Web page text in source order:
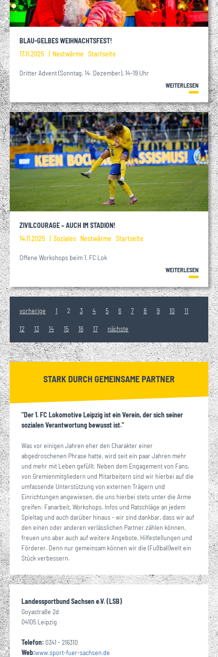
BLAU-GELBES WEIHNACHTSFEST!
17.11.2025
Nestwärme Startseite
Dritter Advent (Sonntag, 14. Dezember), 14-19 Uhr
WEITERLESEN
ZIVILCOURAGE – AUCH IM STADION!
14.11.2025
Soziales Nestwärme Startseite
Offene Workshops beim 1. FC Lok
WEITERLESEN
vorherige 1 2 3 4 5 6 7 8 9 10 11
12 13 14 15 16 17 nächste
STARK DURCH GEMEINSAME PARTNER
"Der 1. FC Lokomotive Leipzig ist ein Verein, der sich seiner
sozialen Verantwortung bewusst ist."
Was vor einigen Jahren eher den Charakter einer
abgedroschenen Phrase hatte, wird seit ein paar Jahren mehr
und mehr mit Leben gefüllt. Neben dem Engagement von Fans,
von Gremienmitgliedern und Mitarbeitern sind wir hierbei auf die
umfassende Unterstützung von externen Trägern und
Einrichtungen angewiesen, die uns hierbei stets unter die Arme
greifen: Fanarbeit, Workshops, Infos und Ratschläge an jedem
Spieltag und auch darüber hinaus - wir sind dankbar, dass wir auf
den einen oder anderen verlässlichen Partner zählen können,
freuen uns aber auch auf weitere Angebote, Hilfestellungen und
Förderer. Denn nur gemeinsam können wir die (Fußball)welt ein
Stück verbessern.
Landessportbund Sachsen e.V. (LSB)
Goyastraße 2d
04105 Leipzig
Telefon: 0341 - 216310
Web:www.sport-fuer-sachsen.de